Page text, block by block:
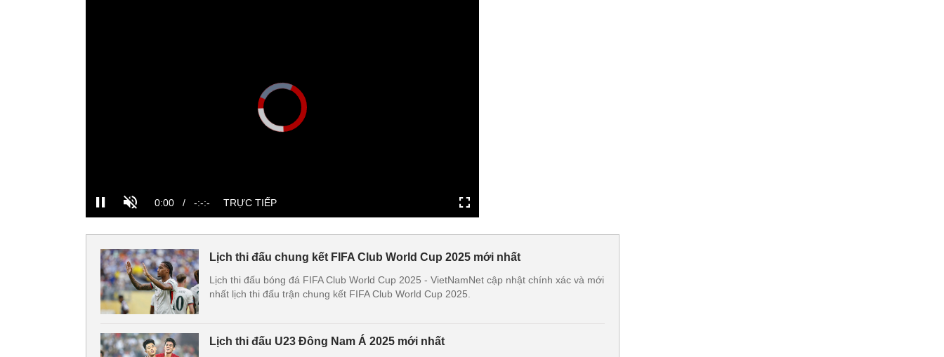
Lịch thi đấu chung kết FIFA Club World Cup 2025 mới nhất
Lịch thi đấu bóng đá FIFA Club World Cup 2025 - VietNamNet cập nhật chính xác và mới
nhất lịch thi đấu trận chung kết FIFA Club World Cup 2025.
Lịch thi đấu U23 Đông Nam Á 2025 mới nhất